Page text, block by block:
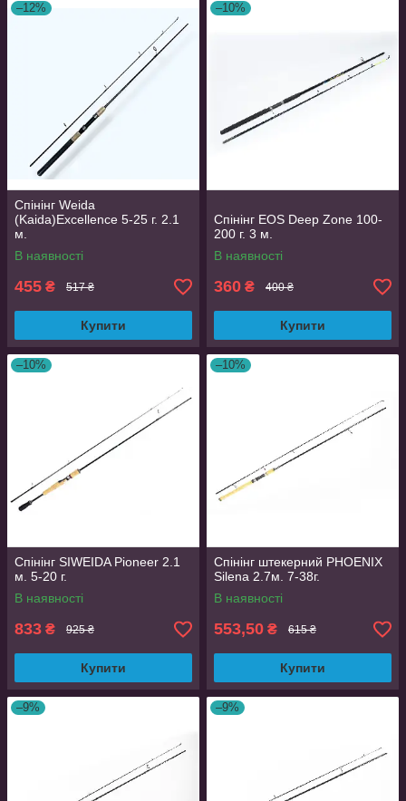
–12%
Спінінг Weida
(Kaida)Excellence 5-25 г. 2.1
м.
В наявності
455 ₴ 517 ₴
Купити
–10%
Спінінг EOS Deep Zone 100-
200 г. 3 м.
В наявності
360 ₴ 400 ₴
Купити
–10%
Спінінг SIWEIDA Pioneer 2.1
м. 5-20 г.
В наявності
833 ₴ 925 ₴
Купити
–10%
Спінінг штекерний PHOENIX
Silena 2.7м. 7-38г.
В наявності
553,50 ₴ 615 ₴
Купити
–9% –9%